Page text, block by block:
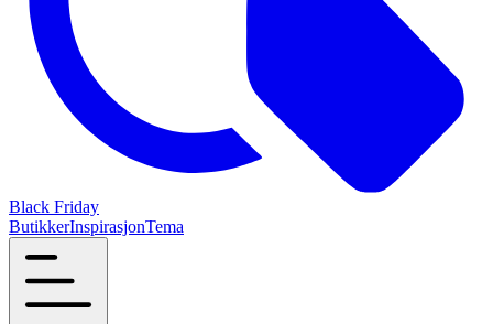
Black Friday
ButikkerInspirasjonTema